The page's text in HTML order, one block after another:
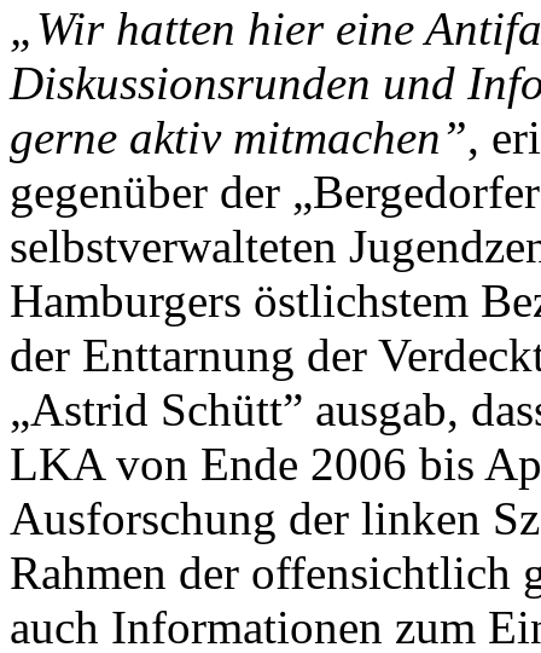
„Wir hatten hier eine
Diskussionsrunden und
gerne aktiv mitmachen”,
gegenüber der
selbstverwalteten
Hamburgers östlichstem
der Enttarnung der
„Astrid Schütt” ausgab,
LKA von Ende 2006 bis
Ausforschung der linken
Rahmen der offensichtlich
auch Informationen zum